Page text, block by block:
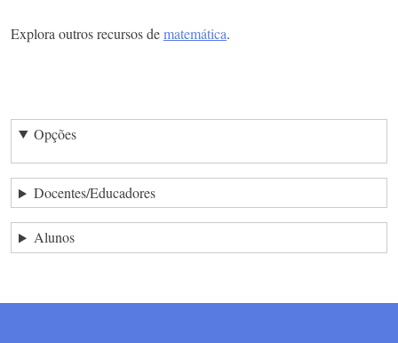
Explora outros recursos dematemática.
Opções
Docentes/Educadores
Alunos